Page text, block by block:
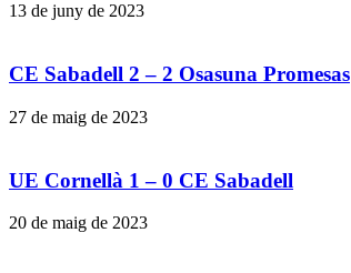
13 de juny de 2023
CE Sabadell 2 – 2 Osasuna Promesas
27 de maig de 2023
UE Cornellà 1 – 0 CE Sabadell
20 de maig de 2023